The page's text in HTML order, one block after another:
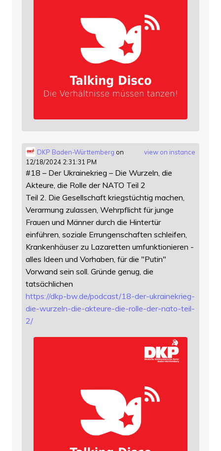
view on instance
DKP Baden-Württemberg on
12/18/2024 2:31:31 PM
#18 – Der Ukrainekrieg – Die Wurzeln, die
Akteure, die Rolle der NATO Teil 2
Teil 2. Die Gesellschaft kriegstüchtig machen,
Verarmung zulassen, Wehrpflicht für junge
Frauen und Männer durch die Hintertür
einführen, soziale Errungenschaften schleifen,
Krankenhäuser zu Lazaretten umfunktionieren -
alles Ideen und Vorhaben, für die "Putin"
Vorwand sein soll. Gründe genug, die
tatsächlichen
https://dkp-bw.de/podcast/18-der-ukrainekrieg-
die-wurzeln-die-akteure-die-rolle-der-nato-teil-
2/